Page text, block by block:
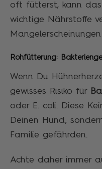
oft fütterst, kann
wichtige Nährstoffe
Rohfütterung:
Wenn Du
gewisses Risiko für
oder E. coli. Diese
Deinen Hund,
Familie gefährden.
Achte daher immer